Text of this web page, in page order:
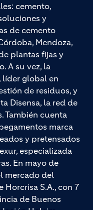
cemento,
y
de cemento
Mendoza,
plantas fijas y
A su vez, la
líder global en
de residuos, y
Disensa, la red de
También cuenta
marca
y pretensados
especializada
En mayo de
mercado del
S.A., con 7
de Buenos